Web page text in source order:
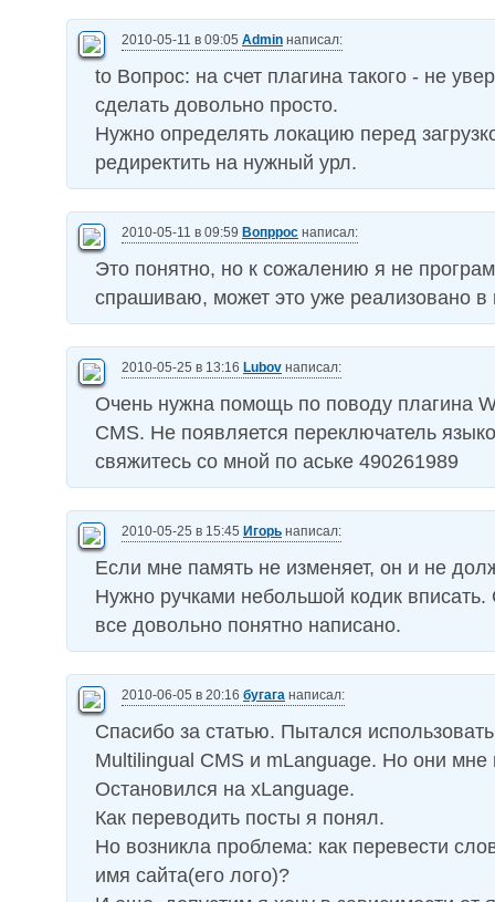
2010-05-11 в 09:05 Admin написал:
to Вопрос: на счет плагина такого - не
сделать довольно просто.
Нужно определять локацию перед
редиректить на нужный урл.
2010-05-11 в 09:59 Вопррос написал:
Это понятно, но к сожалению я не
спрашиваю, может это уже реализовано в
2010-05-25 в 13:16 Lubov написал:
Очень нужна помощь по поводу плагина
CMS. Не появляется переключатель
свяжитесь со мной по аське 490261989
2010-05-25 в 15:45 Игорь написал:
Если мне память не изменяет, он и не
Нужно ручками небольшой кодик
все довольно понятно написано.
2010-06-05 в 20:16 бугага написал:
Спасибо за статью. Пытался
Multilingual CMS и mLanguage. Но они
Остановился на xLanguage.
Как переводить посты я понял.
Но возникла проблема: как перевести
имя сайта(его лого)?